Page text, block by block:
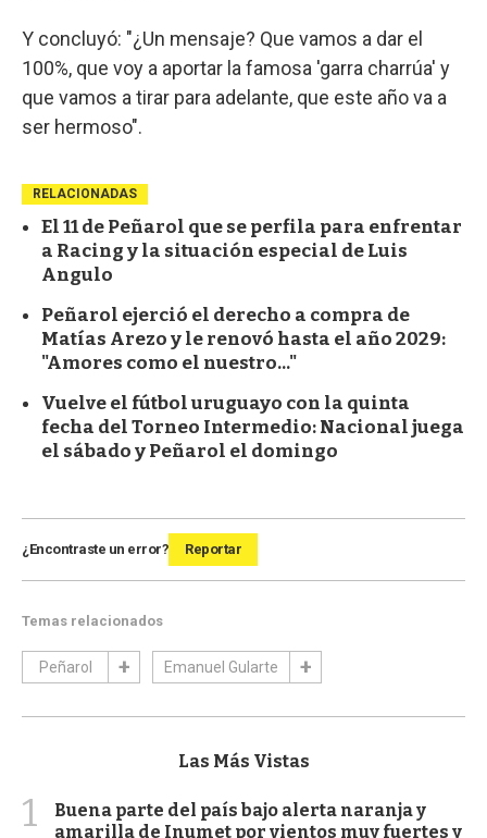
Y concluyó: "¿Un mensaje? Que vamos a dar el
100%, que voy a aportar la famosa 'garra charrúa' y
que vamos a tirar para adelante, que este año va a
ser hermoso".
RELACIONADAS
El 11 de Peñarol que se perfila para enfrentar
a Racing y la situación especial de Luis
Angulo
Peñarol ejerció el derecho a compra de
Matías Arezo y le renovó hasta el año 2029:
"Amores como el nuestro..."
Vuelve el fútbol uruguayo con la quinta
fecha del Torneo Intermedio: Nacional juega
el sábado y Peñarol el domingo
¿Encontraste un error? Reportar
Temas relacionados
Peñarol Emanuel Gularte
Las Más Vistas
1
Buena parte del país bajo alerta naranja y
amarilla de Inumet por vientos muy fuertes y